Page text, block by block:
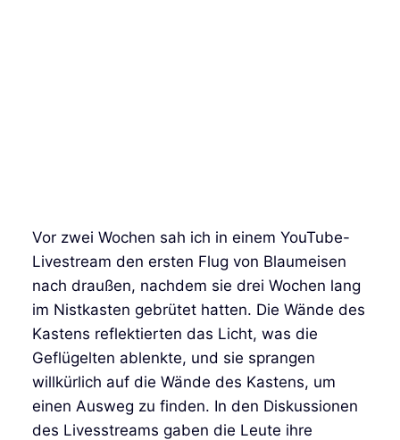
Vor zwei Wochen sah ich in einem YouTube-
Livestream den ersten Flug von Blaumeisen
nach draußen, nachdem sie drei Wochen lang
im Nistkasten gebrütet hatten. Die Wände des
Kastens reflektierten das Licht, was die
Geflügelten ablenkte, und sie sprangen
willkürlich auf die Wände des Kastens, um
einen Ausweg zu finden. In den Diskussionen
des Livesstreams gaben die Leute ihre